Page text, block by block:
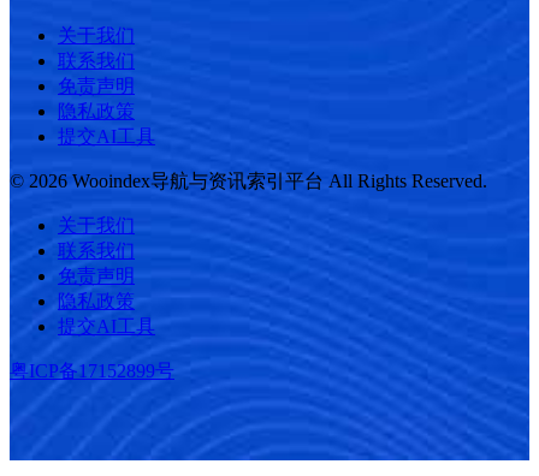
关于我们
联系我们
免责声明
隐私政策
提交AI工具
© 2026 Wooindex导航与资讯索引平台 All Rights Reserved.
关于我们
联系我们
免责声明
隐私政策
提交AI工具
粤ICP备17152899号